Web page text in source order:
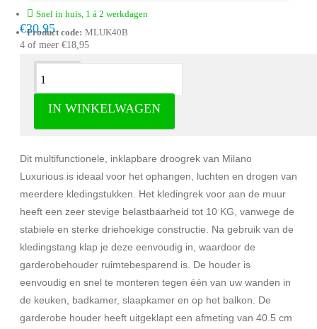
Snel in huis, 1 á 2 werkdagen
Product code: MLUK40B
€20,95
4 of meer €18,95
IN WINKELWAGEN
Omschrijving
Milano Luxurious inklapbare
garderobehouder/droogrek zilver
Dit multifunctionele, inklapbare droogrek van Milano
Luxurious is ideaal voor het ophangen, luchten en drogen van
meerdere kledingstukken. Het kledingrek voor aan de muur
heeft een zeer stevige belastbaarheid tot 10 KG, vanwege de
stabiele en sterke driehoekige constructie. Na gebruik van de
kledingstang klap je deze eenvoudig in, waardoor de
garderobehouder ruimtebesparend is. De houder is
eenvoudig en snel te monteren tegen één van uw wanden in
de keuken, badkamer, slaapkamer en op het balkon. De
garderobe houder heeft uitgeklapt een afmeting van 40.5 cm